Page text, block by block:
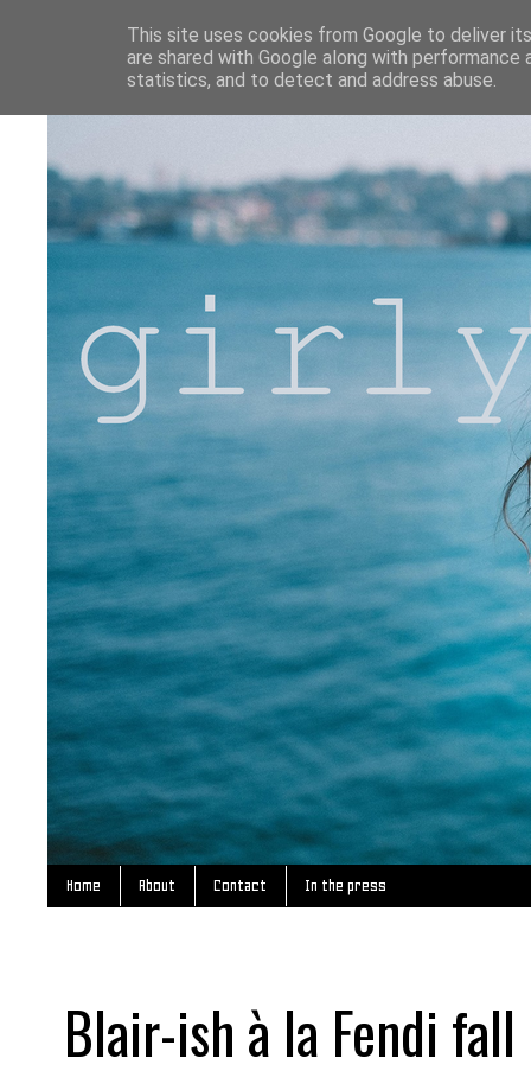
Home About Contact In the press
Blair-ish à la Fendi
This site uses cookies from Google to deliver
are shared with Google along with
statistics, and to detect and address abuse.